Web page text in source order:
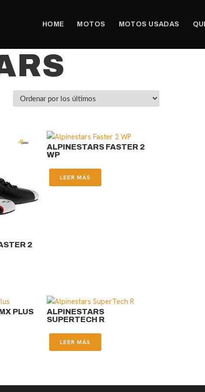
HOME MOTOS MOTOS USADAS
2
ALPINESTARS FASTER 2
WP
LEER MÁS
PLUS
ALPINESTARS
SUPERTECH R
LEER MÁS